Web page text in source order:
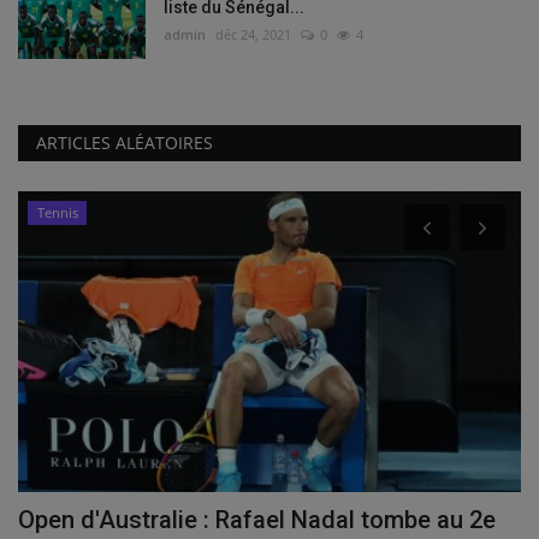
liste du Sénégal...
admin déc 24, 2021 0 4
ARTICLES ALÉATOIRES
Tennis
Open d'Australie : Rafael Nadal tombe au 2e